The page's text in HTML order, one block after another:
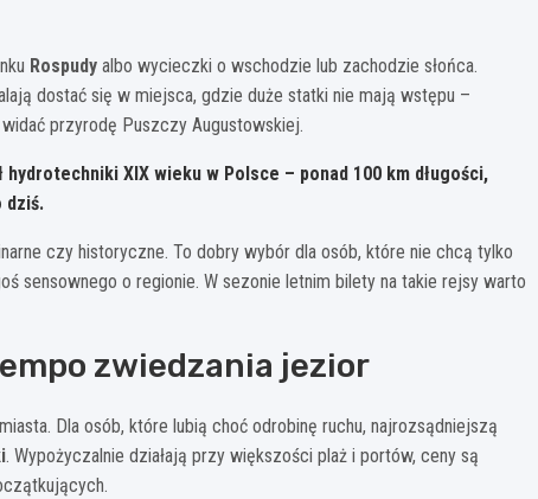
Rospudy albo wycieczki o wschodzie lub zachodzie słońca.
dostać się w miejsca, gdzie duże statki nie mają wstępu –
przyrodę Puszczy Augustowskiej.
XIX wieku w Polsce – ponad 100 km długości,
dziś.
czy historyczne. To dobry wybór dla osób, które nie chcą tylko
sensownego o regionie. W sezonie letnim bilety na takie rejsy warto
zwiedzania jezior
Dla osób, które lubią choć odrobinę ruchu, najrozsądniejszą
. Wypożyczalnie działają przy większości plaż i portów, ceny są